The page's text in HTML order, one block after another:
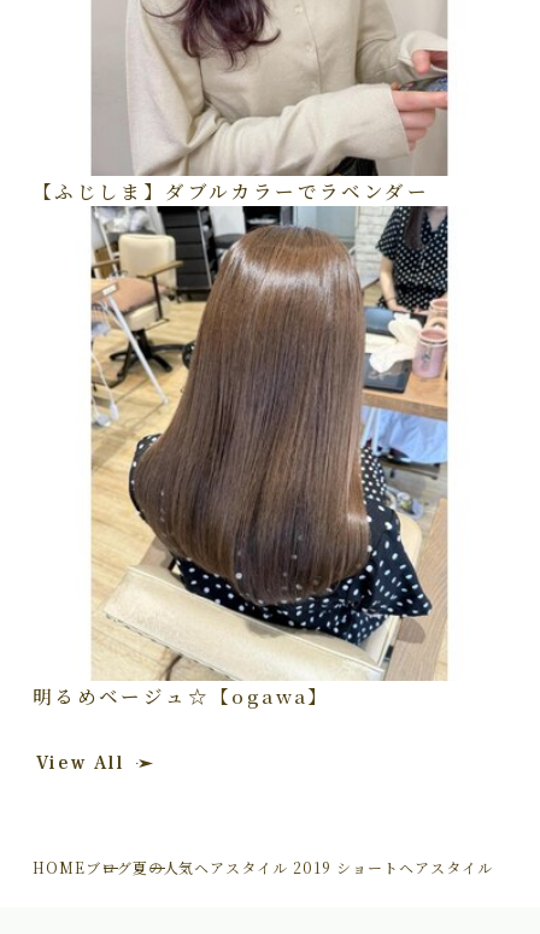
【ふじしま】ダブルカラーでラベンダー
明るめベージュ☆【ogawa】
View All
HOMEブログ夏の人気ヘアスタイル 2019 ショートヘアスタイル